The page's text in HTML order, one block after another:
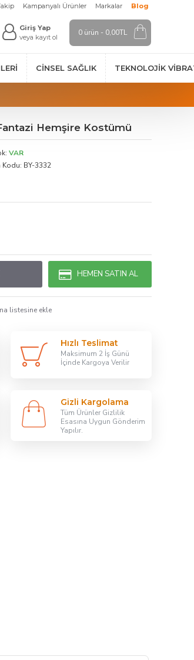
Kampanyalı Ürünler Markalar Blog
Giriş Yap
veya kayıt ol
0 ürün - 0,00TL
CINSEL SAĞLIK TEKNOLOJIK
Hemşire Kostümü
VAR
Kodu: BY-3332
HEMEN SATIN AL
listesine ekle
Hızlı Teslimat
Maksimum 2 İş Günü
İçinde Kargoya Verilir
Gizli Kargolama
Tüm Ürünler Gizlilik
Esasına Uygun Gönderim
Yapılır.